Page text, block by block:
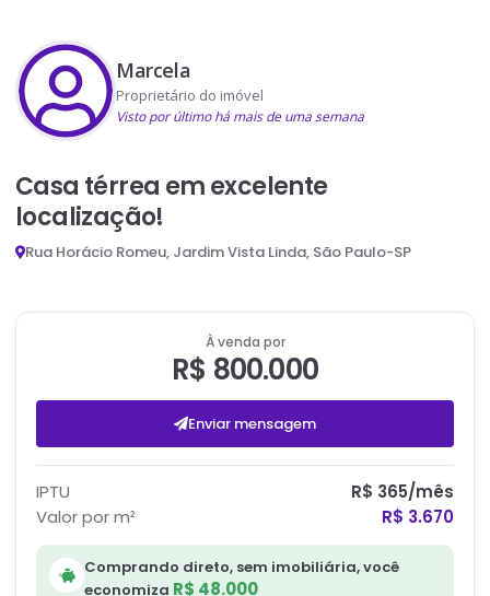
Marcela
Proprietário do imóvel
Visto por último há mais de uma semana
Casa térrea em excelente
localização!
Rua Horácio Romeu, Jardim Vista Linda, São Paulo-SP
À venda por
R$ 800.000
Enviar mensagem
IPTU R$ 365/mês
Valor por m²
R$ 3.670
Comprando direto, sem imobiliária, você
economiza R$ 48.000